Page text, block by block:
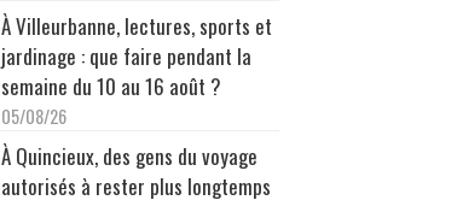
À Villeurbanne, lectures, sports et
jardinage : que faire pendant la
semaine du 10 au 16 août ?
05/08/26
À Quincieux, des gens du voyage
autorisés à rester plus longtemps